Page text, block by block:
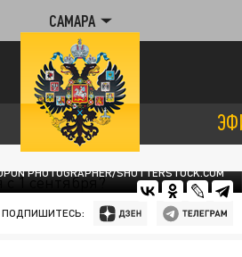
САМАРА
PHOTOGRAPHER/SHUTTERSTOCK.COM
ПОДПИШИТЕСЬ: